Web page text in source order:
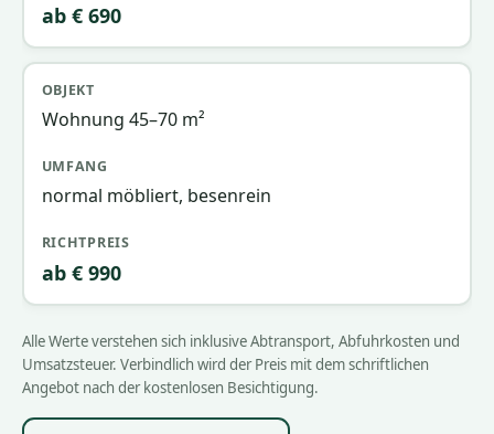
ab € 690
Wohnung 45–70 m²
normal möbliert, besenrein
ab € 990
Alle Werte verstehen sich inklusive Abtransport, Abfuhrkosten und
Umsatzsteuer. Verbindlich wird der Preis mit dem schriftlichen
Angebot nach der kostenlosen Besichtigung.